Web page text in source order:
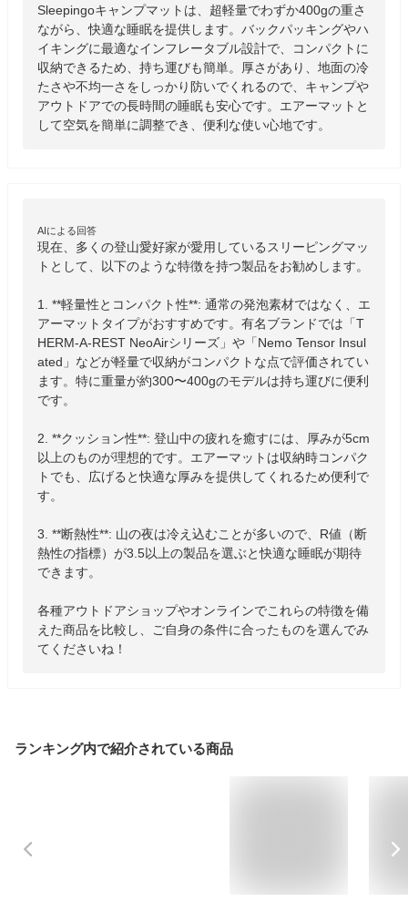
Sleepingoキャンプマットは、超軽量でわずか400gの重さ
ながら、快適な睡眠を提供します。バックパッキングやハ
イキングに最適なインフレータブル設計で、コンパクトに
収納できるため、持ち運びも簡単。厚さがあり、地面の冷
たさや不均一さをしっかり防いでくれるので、キャンプや
アウトドアでの長時間の睡眠も安心です。エアーマットと
して空気を簡単に調整でき、便利な使い心地です。
AIによる回答
現在、多くの登山愛好家が愛用しているスリーピングマッ
トとして、以下のような特徴を持つ製品をお勧めします。
1. **軽量性とコンパクト性**: 通常の発泡素材ではなく、エ
アーマットタイプがおすすめです。有名ブランドでは「T
HERM-A-REST NeoAirシリーズ」や「Nemo Tensor Insul
ated」などが軽量で収納がコンパクトな点で評価されてい
ます。特に重量が約300〜400gのモデルは持ち運びに便利
です。
2. **クッション性**: 登山中の疲れを癒すには、厚みが5cm
以上のものが理想的です。エアーマットは収納時コンパク
トでも、広げると快適な厚みを提供してくれるため便利で
す。
3. **断熱性**: 山の夜は冷え込むことが多いので、R値（断
熱性の指標）が3.5以上の製品を選ぶと快適な睡眠が期待
できます。
各種アウトドアショップやオンラインでこれらの特徴を備
えた商品を比較し、ご自身の条件に合ったものを選んでみ
てくださいね！
ランキング内で紹介されている商品